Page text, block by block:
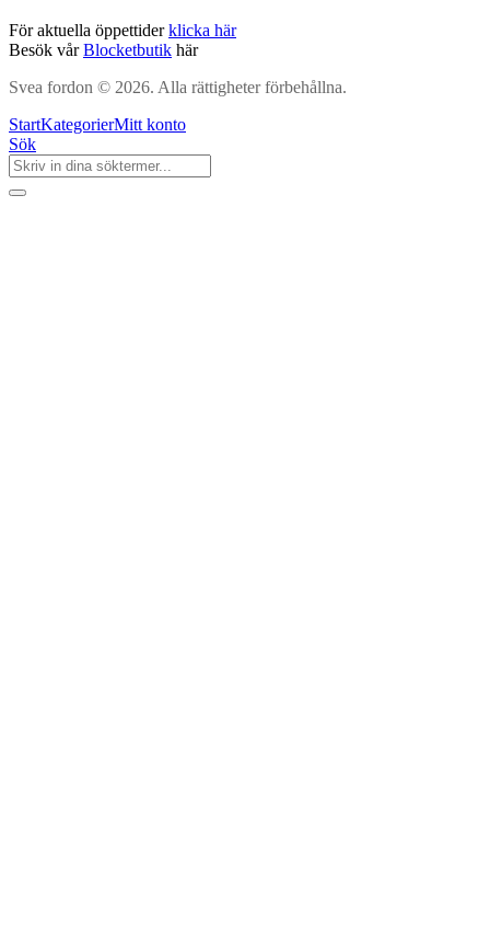
För aktuella öppettiderklicka här
Besök vårBlocketbutik här
Svea fordon © 2026. Alla rättigheter förbehållna.
StartKategorierMitt konto
Sök